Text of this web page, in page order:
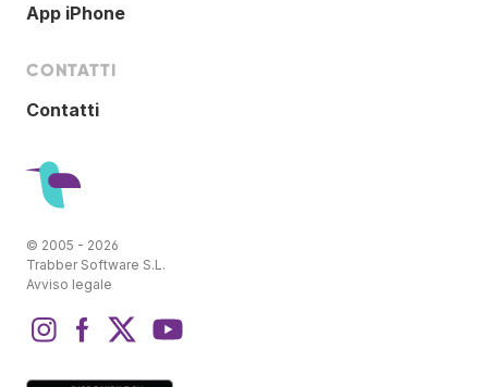
App iPhone
CONTATTI
Contatti
© 2005 - 2026
Trabber Software S.L.
Avviso legale